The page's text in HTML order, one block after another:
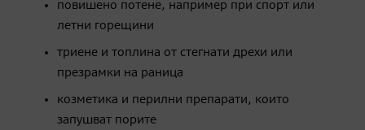
повишено потене, например при спорт или
летни горещини
триене и топлина от стегнати дрехи или
презрамки на раница
козметика и перилни препарати, които
запушват порите